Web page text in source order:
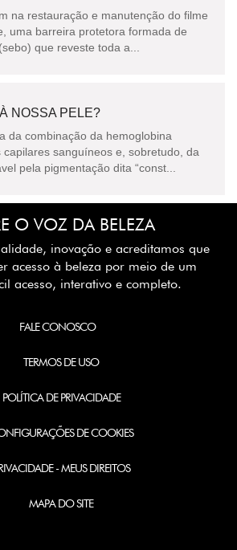
na restauração e manutenção do filme
uma barreira protetora formada de
que reveste toda a...
NOSSA PELE?
da combinação da hemoglobina
capilares sanguíneos e, sobretudo, da
pela pigmentação dita “const...
O VOZ DA BELEZA
inovação e acreditamos que
acesso à beleza por meio de um
acesso, interativo e completo.
FALE CONOSCO
TERMOS DE USO
POLÍTICA DE PRIVACIDADE
DE COOKIES
- MEUS DIREITOS
MAPA DO SITE